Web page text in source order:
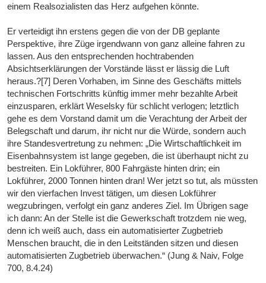
einem Realsozialisten das Herz aufgehen könnte.
Er verteidigt ihn erstens gegen die von der DB geplante
Perspektive, ihre Züge irgendwann von ganz alleine fahren zu
lassen. Aus den entsprechenden hochtrabenden
Absichtserklärungen der Vorstände lässt er lässig die Luft
heraus.?[7] Deren Vorhaben, im Sinne des Geschäfts mittels
technischen Fortschritts künftig immer mehr bezahlte Arbeit
einzusparen, erklärt Weselsky für schlicht verlogen; letztlich
gehe es dem Vorstand damit um die Verachtung der Arbeit der
Belegschaft und darum, ihr nicht nur die Würde, sondern auch
ihre Standesvertretung zu nehmen: „Die Wirtschaftlichkeit im
Eisenbahnsystem ist lange gegeben, die ist überhaupt nicht zu
bestreiten. Ein Lokführer, 800 Fahrgäste hinten drin; ein
Lokführer, 2000 Tonnen hinten dran! Wer jetzt so tut, als müssten
wir den vierfachen Invest tätigen, um diesen Lokführer
wegzubringen, verfolgt ein ganz anderes Ziel. Im Übrigen sage
ich dann: An der Stelle ist die Gewerkschaft trotzdem nie weg,
denn ich weiß auch, dass ein automatisierter Zugbetrieb
Menschen braucht, die in den Leitständen sitzen und diesen
automatisierten Zugbetrieb überwachen.“ (Jung & Naiv, Folge
700, 8.4.24)